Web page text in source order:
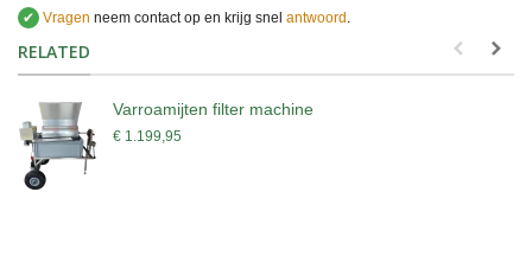
✔ Vragen neem contact op en krijg snel antwoord
RELATED
Varroamijten filter machine
€ 1.199,95